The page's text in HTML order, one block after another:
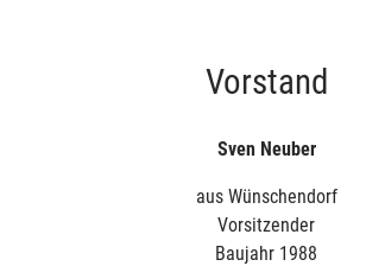
Vorstand
Sven Neuber
aus Wünschendorf
Vorsitzender
Baujahr 1988